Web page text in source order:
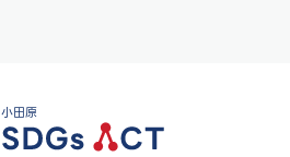
小田原